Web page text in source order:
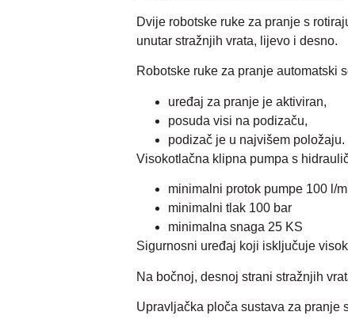
Dvije robotske ruke za pranje s
unutar stražnjih vrata, lijevo i desno.
Robotske ruke za pranje automatski
uređaj za pranje je aktiviran,
posuda visi na podizaču,
podizač je u najvišem položaju.
Visokotlačna klipna pumpa s
minimalni protok pumpe 100 l/
minimalni tlak 100 bar
minimalna snaga 25 KS
Sigurnosni uređaj koji isključuje
Na bočnoj, desnoj strani stražnjih
Upravljačka ploča sustava za pranje